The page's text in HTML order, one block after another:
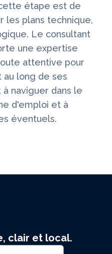
étape est de
les plans technique,
Le consultant
une expertise
attentive pour
long de ses
naviguer dans le
d'emploi et à
éventuels.
clair et local.